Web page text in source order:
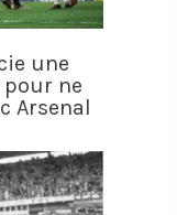
une
ne
Arsenal